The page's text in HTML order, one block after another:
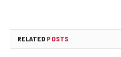
RELATED POSTS